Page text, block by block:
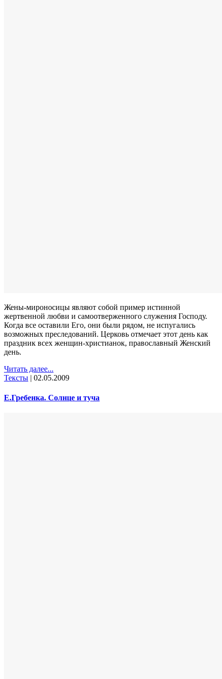
Жены-мироносицы являют собой пример истинной
жертвенной любви и самоотверженного служения Господу.
Когда все оставили Его, они были рядом, не испугались
возможных преследований. Церковь отмечает этот день как
праздник всех женщин-христианок, православный Женский
день.
Читать далее...
Тексты | 02.05.2009
Е.Гребенка. Солнце и туча